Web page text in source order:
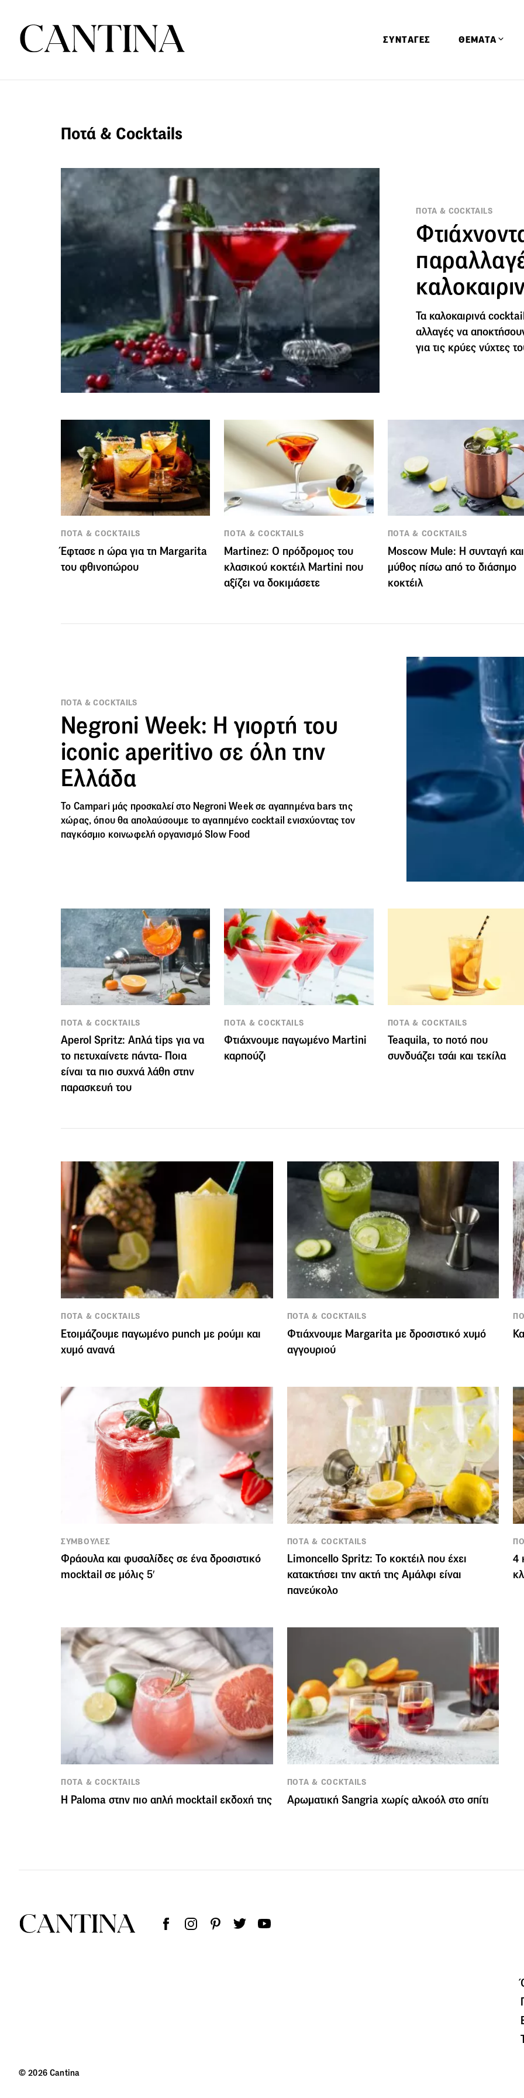
ΣΥΝΤΑΓΕΣ ΘΕΜΑΤΑ
Υγεία &
Ποτά & Cocktails
ΠΟΤΑ & COCKTAILS
Τα καλοκαιρινά
αλλαγές να
για τις κρύες νύχτες
ΠΟΤΑ & COCKTAILS
Έφτασε η ώρα για τη Margarita
του φθινοπώρου
ΠΟΤΑ & COCKTAILS
Martinez: Ο πρόδρομος του
κλασικού κοκτέιλ Martini που
αξίζει να δοκιμάσετε
ΠΟΤΑ & COCKTAILS
Moscow Mule: Η συνταγή
μύθος πίσω από το διάσημο
κοκτέιλ
ΠΟΤΑ & COCKTAILS
Negroni Week: Η γιορτή του
iconic aperitivo σε όλη την
Ελλάδα
Το Campari μάς προσκαλεί στο NegroniWeek σε αγαπημένα bars της
χώρας, όπου θα απολαύσουμε το αγαπημένο cocktail ενισχύοντας τον
παγκόσμιο κοινωφελή οργανισμό Slow Food
ΠΟΤΑ & COCKTAILS
Aperol Spritz: Απλά tips για να
το πετυχαίνετε πάντα- Ποια
είναι τα πιο συχνά λάθη στην
παρασκευή του
ΠΟΤΑ & COCKTAILS
Φτιάχνουμε παγωμένο Martini
καρπούζι
ΠΟΤΑ & COCKTAILS
Teaquila, το ποτό που
συνδυάζει τσάι και τεκίλα
ΠΟΤΑ & COCKTAILS
Ετοιμάζουμε παγωμένο punch με ρούμι και
χυμό ανανά
ΠΟΤΑ & COCKTAILS
Φτιάχνουμε Margarita με δροσιστικό χυμό
αγγουριού
ΣΥΜΒΟΥΛΕΣ
Φράουλα και φυσαλίδες σε ένα δροσιστικό
mocktail σε μόλις 5′
ΠΟΤΑ & COCKTAILS
Limoncello Spritz: Το κοκτέιλ που έχει
κατακτήσει την ακτή της Αμάλφι είναι
πανεύκολο
4
ΠΟΤΑ & COCKTAILS
Η Paloma στην πιο απλή mocktail εκδοχή της
ΠΟΤΑ & COCKTAILS
Αρωματική Sangria χωρίς αλκοόλ στο σπίτι
© 2026 Cantina